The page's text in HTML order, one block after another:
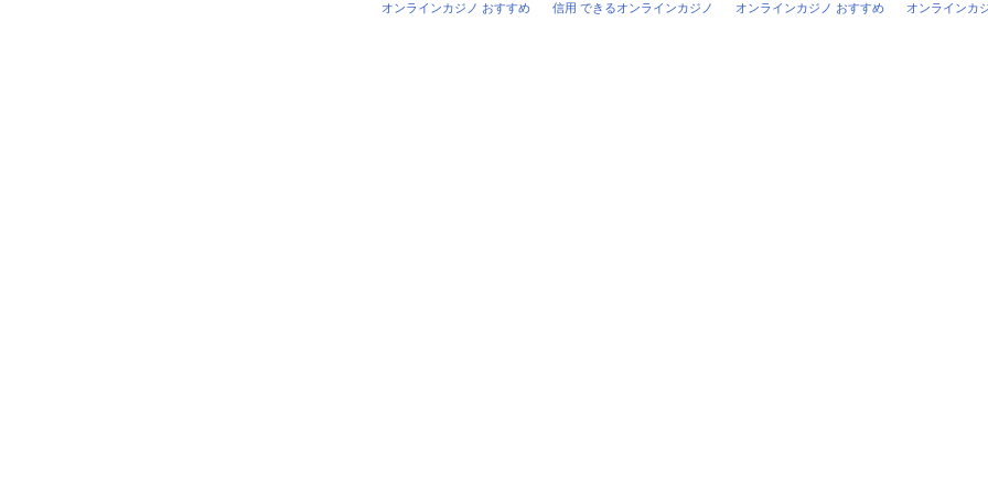
オンラインカジノ おすすめ 信用 できるオンラインカジノ オンラインカジノ おすすめ オンラインカ